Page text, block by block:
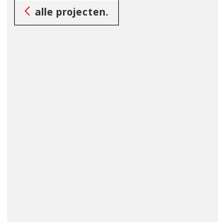
alle projecten.